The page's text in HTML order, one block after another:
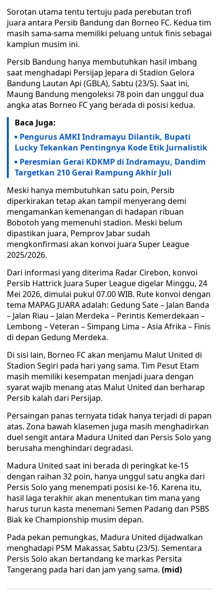
Sorotan utama tentu tertuju pada perebutan trofi
juara antara Persib Bandung dan Borneo FC. Kedua tim
masih sama-sama memiliki peluang untuk finis sebagai
kampiun musim ini.
Persib Bandung hanya membutuhkan hasil imbang
saat menghadapi Persijap Jepara di Stadion Gelora
Bandung Lautan Api (GBLA), Sabtu (23/5). Saat ini,
Maung Bandung mengoleksi 78 poin dan unggul dua
angka atas Borneo FC yang berada di posisi kedua.
Baca Juga:
Pengurus AMKI Indramayu Dilantik, Bupati
Lucky Tekankan Pentingnya Kode Etik Jurnalistik
Peresmian Gerai KDKMP di Indramayu, Dandim
Targetkan 210 Gerai Rampung Akhir Juli
Meski hanya membutuhkan satu poin, Persib
diperkirakan tetap akan tampil menyerang demi
mengamankan kemenangan di hadapan ribuan
Bobotoh yang memenuhi stadion. Meski belum
dipastikan juara, Pemprov Jabar sudah
mengkonfirmasi akan konvoi juara Super League
2025/2026.
Dari informasi yang diterima Radar Cirebon, konvoi
Persib Hattrick Juara Super League digelar Minggu, 24
Mei 2026, dimulai pukul 07.00 WIB. Rute konvoi dengan
tema MAPAG JUARA adalah: Gedung Sate – Jalan Banda
– Jalan Riau – Jalan Merdeka – Perintis Kemerdekaan –
Lembong – Veteran – Simpang Lima – Asia Afrika – Finis
di depan Gedung Merdeka.
Di sisi lain, Borneo FC akan menjamu Malut United di
Stadion Segiri pada hari yang sama. Tim Pesut Etam
masih memiliki kesempatan menjadi juara dengan
syarat wajib menang atas Malut United dan berharap
Persib kalah dari Persijap.
Persaingan panas ternyata tidak hanya terjadi di papan
atas. Zona bawah klasemen juga masih menghadirkan
duel sengit antara Madura United dan Persis Solo yang
berusaha menghindari degradasi.
Madura United saat ini berada di peringkat ke-15
dengan raihan 32 poin, hanya unggul satu angka dari
Persis Solo yang menempati posisi ke-16. Karena itu,
hasil laga terakhir akan menentukan tim mana yang
harus turun kasta menemani Semen Padang dan PSBS
Biak ke Championship musim depan.
Pada pekan pemungkas, Madura United dijadwalkan
menghadapi PSM Makassar, Sabtu (23/5). Sementara
Persis Solo akan bertandang ke markas Persita
Tangerang pada hari dan jam yang sama. (mid)